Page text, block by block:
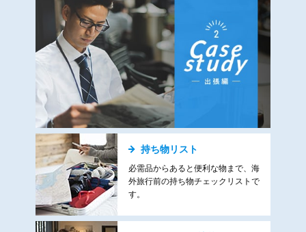
持ち物リスト
必需品からあると便利な物まで、海
外旅行前の持ち物チェックリストで
す。